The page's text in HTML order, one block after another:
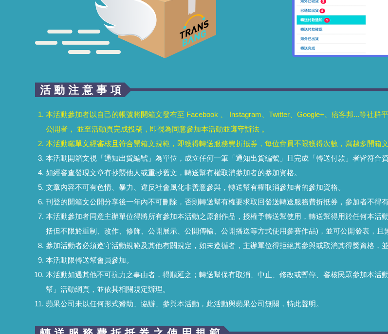
活動注意事項
本活動參加者以自己的帳號將開箱文發布至 Facebook 、 Instagram、Twitter、Google+、痞客邦...等社
公開者， 並至活動頁完成投稿，即視為同意參加本活動並遵守辦法 。
本活動曬單文經審核且符合開箱文規範，即獲得轉送服務費折抵券，每位會員不限獲得次數，寫越多開箱
本活動開箱文視「通知出貨編號」為單位，成立任何一筆「通知出貨編號」且完成「轉送付款」者皆符合
如經審查發現文章有抄襲他人或重抄舊文，轉送幫有權取消參加者的參加資格。
文章內容不可有色情、暴力、違反社會風化非善意參與，轉送幫有權取消參加者的參加資格。
刊登的開箱文公開分享後一年內不可刪除，否則轉送幫有權要求取回發送轉送服務費折抵券，參加者不得有
本活動參加者同意主辦單位得將所有參加本活動之原創作品，授權予轉送幫使用，轉送幫得用於任何本
括但不限於重制、改作、修飾、公開展示、公開傳輸、公開播送等方式使用參賽作品)，並可公開發表，且
參加活動者必須遵守活動規範及其他有關規定，如未遵循者，主辦單位得拒絕其參與或取消其得獎資格，
本活動限轉送幫會員參加。
本活動如遇其他不可抗力之事由者，得順延之；轉送幫保有取消、中止、修改或暫停、審核民眾參加本
幫」活動網頁，並依其相關規定辦理。
蘋果公司未以任何形式贊助、協辦、參與本活動，此活動與蘋果公司無關，特此聲明。